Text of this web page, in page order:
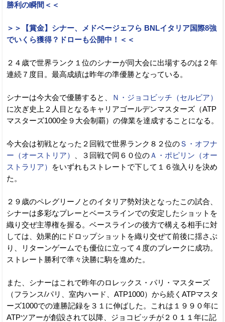
勝利の瞬間＜＜
＞＞【賞金】シナー、メドベージェフら BNLイタリア国際8強
でいくら獲得？ドローも公開中！＜＜
２４歳で世界ランク１位のシナーが同大会に出場するのは２年
連続７度目。最高成績は昨年の準優勝となっている。
シナーは今大会で優勝すると、
Ｎ・ジョコビッチ（セルビア）
に次ぎ史上２人目となるキャリアゴールデンマスターズ（ATP
マスターズ1000全９大会制覇）の偉業を達成することになる。
今大会は初戦となった２回戦で世界ランク８２位のＳ・オフナ
ー（オーストリア）
、３回戦で同６０位のＡ・ポピリン（オー
ストラリア）
をいずれもストレートで下して１６強入りを決め
た。
２９歳のペレグリーノとのイタリア勢対決となったこの試合、
シナーは多彩なプレーとベースラインでの安定したショットを
織り交ぜ主導権を握る。ベースラインの後方で構える相手に対
しては、効果的にドロップショットを織り交ぜて前後に揺さぶ
り、リターンゲームでも優位に立って４度のブレークに成功。
ストレート勝利で準々決勝に駒を進めた。
また、シナーはこれで昨年のロレックス・パリ・マスターズ
（フランス/パリ、室内ハード、ATP1000）から続くATPマスタ
ーズ1000での連勝記録を３１に伸ばした。これは１９９０年に
ATPツアーが創設されて以降、ジョコビッチが２０１１年に記